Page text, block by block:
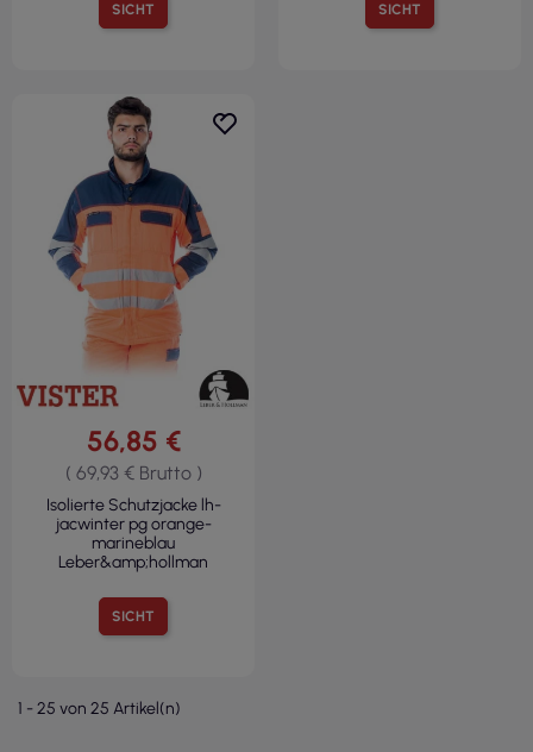
SICHT SICHT
SICHT
56,85 €
( 69,93 € Brutto )
Isolierte Schutzjacke lh-
jacwinter pg orange-
marineblau
Leber&amp;hollman
1 - 25 von 25 Artikel(n)